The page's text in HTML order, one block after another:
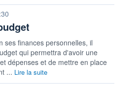
ses finances personnelles, il
qui permettra d'avoir une
dépenses et de mettre en place
... Lire la suite